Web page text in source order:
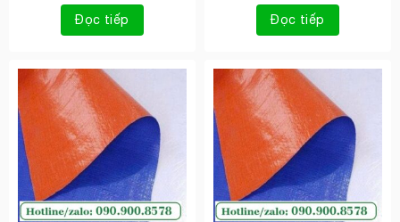
Đọc tiếp Đọc tiếp